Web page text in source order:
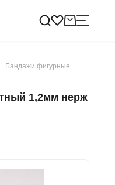
Бандажи фигурные
1,2мм нерж